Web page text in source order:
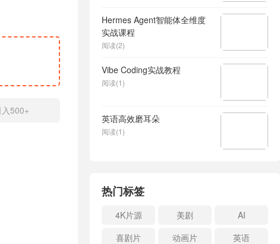
500+
Hermes Agent智能体全维度
实战课程
阅读(2)
Vibe Coding实战教程
阅读(1)
英语高效磨耳朵
阅读(1)
热门标签
4K片源 美剧
AI
喜剧片
动画片
英语